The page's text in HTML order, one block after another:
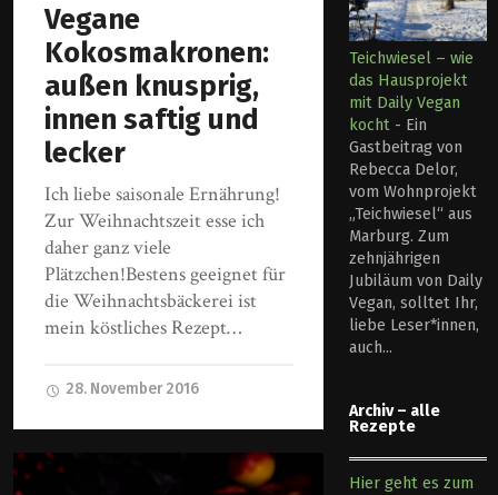
Vegane
Kokosmakronen:
außen knusprig,
innen saftig und
lecker
Ich liebe saisonale Ernährung!
Zur Weihnachtszeit esse ich
daher ganz viele
Plätzchen!Bestens geeignet für
die Weihnachtsbäckerei ist
mein köstliches Rezept…
28. November 2016
Teichwiesel – wie
das Hausprojekt
mit Daily Vegan
kocht - Ein
Gastbeitrag von
Rebecca Delor,
vom Wohnprojekt
„Teichwiesel“ aus
Marburg. Zum
zehnjährigen
Jubiläum von Daily
Vegan, solltet Ihr,
liebe Leser*innen,
auch...
Archiv – alle
Rezepte
Hier geht es zum